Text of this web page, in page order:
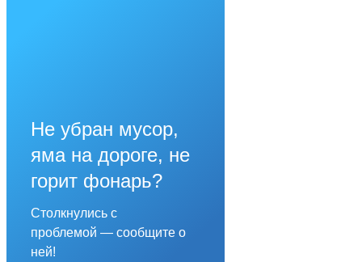
Не убран мусор,
яма на дороге, не
горит фонарь?
Столкнулись с
проблемой — сообщите о
ней!